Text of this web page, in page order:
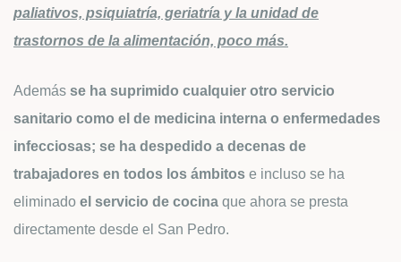
paliativos, psiquiatría, geriatría y la unidad de
trastornos de la alimentación, poco más.
Además se ha suprimido cualquier otro servicio
sanitario como el de medicina interna o enfermedades
infecciosas; se ha despedido a decenas de
trabajadores en todos los ámbitos e incluso se ha
eliminado el servicio de cocina que ahora se presta
directamente desde el San Pedro.